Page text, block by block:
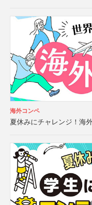
海外コンペ
夏休みにチャレンジ！海